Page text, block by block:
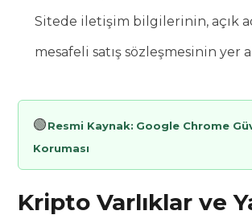
Sitede iletişim bilgilerinin, açık
mesafeli satış sözleşmesinin yer
🟢Resmi Kaynak: Google Chrome
Koruması
Kripto Varlıklar ve